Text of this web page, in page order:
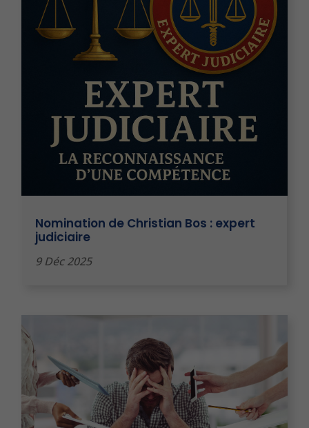
Nomination de Christian Bos : expert
judiciaire
9 Déc 2025